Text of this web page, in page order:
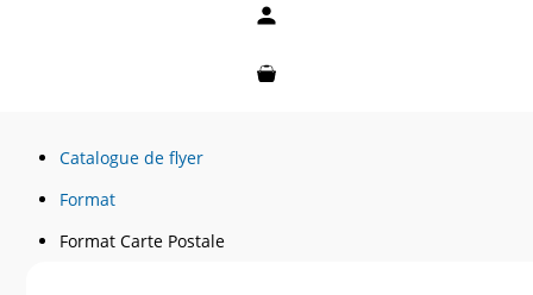
Catalogue de flyer
Format
Format Carte Postale